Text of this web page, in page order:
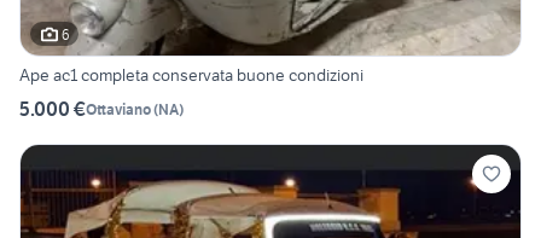
6
Ape ac1 completa conservata buone condizioni
5.000 €Ottaviano(NA)